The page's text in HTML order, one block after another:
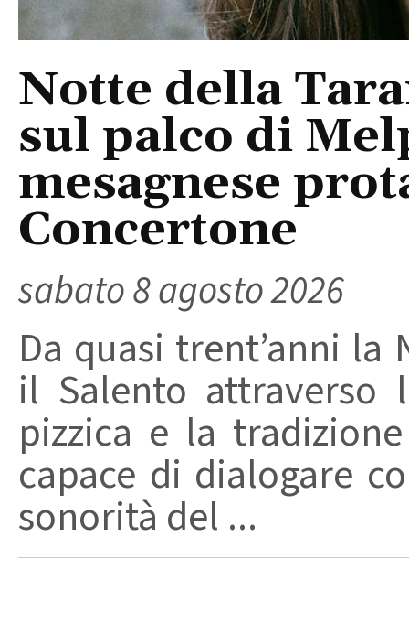
Notte della
sul palco di
mesagnese
Concertone
sabato 8 agosto 2026
Da quasi trent’anni
il Salento attraverso
pizzica e la
capace di dialogare
sonorità del ...